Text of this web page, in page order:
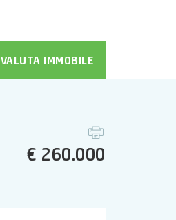
VALUTA IMMOBILE
€ 260.000